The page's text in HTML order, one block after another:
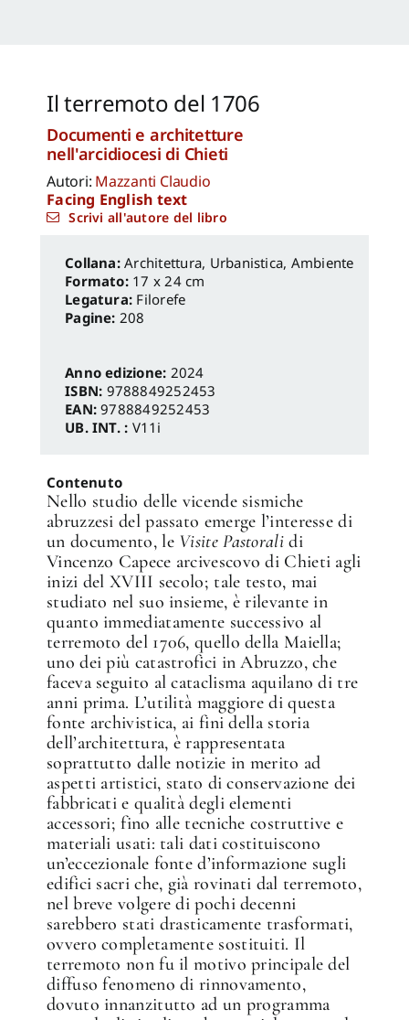
Il terremoto del 1706
Documenti e architetture
nell'arcidiocesi di Chieti
Autori: Mazzanti Claudio
Facing English text
Scrivi all'autore del libro
Architettura, Urbanistica, Ambiente
Formato: 17 x 24 cm
Legatura: Filorefe
Pagine: 208
Anno edizione: 2024
ISBN: 9788849252453
EAN:9788849252453
UB. INT. : V11i
Contenuto
Nello studio delle vicende sismiche
abruzzesi del passato emerge l’interesse di
un documento, le Visite Pastoralidi
Vincenzo Capece arcivescovo di Chieti agli
inizi del XVIII secolo; tale testo, mai
studiato nel suo insieme, è rilevante in
quanto immediatamente successivo al
terremoto del 1706, quello della Maiella;
uno dei più catastrofici in Abruzzo, che
faceva seguito al cataclisma aquilano di tre
anni prima. L’utilità maggiore di questa
fonte archivistica, ai fini della storia
dell’architettura, è rappresentata
soprattutto dalle notizie in merito ad
aspetti artistici, stato di conservazione dei
fabbricati e qualità degli elementi
accessori; fino alle tecniche costruttive e
materiali usati: tali dati costituiscono
un’eccezionale fonte d’informazione sugli
edifici sacri che, già rovinati dal terremoto,
nel breve volgere di pochi decenni
sarebbero stati drasticamente trasformati,
ovvero completamente sostituiti. Il
terremoto non fu il motivo principale del
diffuso fenomeno di rinnovamento,
dovuto innanzitutto ad un programma